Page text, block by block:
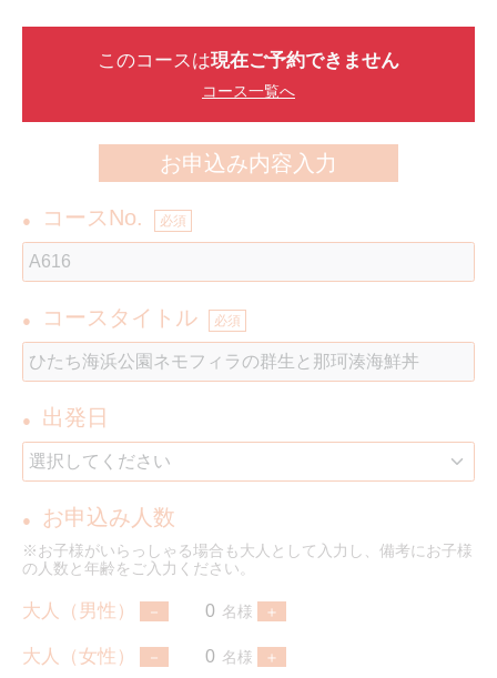
このコースは現在ご予約できません
コース一覧へ
お申込み内容入力
● コースNo. 必須
● コースタイトル 必須
● 出発日
● お申込み人数
※お子様がいらっしゃる場合も大人として入力し、備考にお子様
の人数と年齢をご入力ください。
大人（男性） 名様
大人（女性） 名様